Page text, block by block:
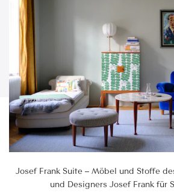
Josef Frank Suite – Möbel und Stoffe
und Designers Josef Frank für